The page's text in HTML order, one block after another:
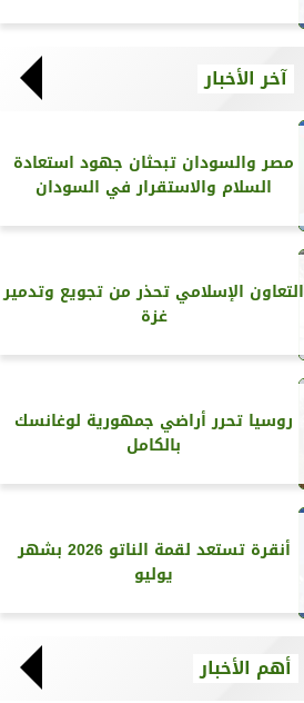
آخر الأخبار
مصر والسودان تبحثان جهود استعادة
السلام والاستقرار في السودان
التعاون الإسلامي تحذر من تجويع وتدمير
غزة
روسيا تحرر أراضي جمهورية لوغانسك
بالكامل
أنقرة تستعد لقمة الناتو 2026 بشهر
يوليو
أهم الأخبار